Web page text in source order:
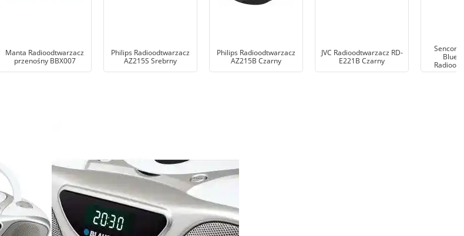
Manta Radioodtwarzacz
przenośny BBX007
Philips Radioodtwarzacz
AZ215S Srebrny
Philips Radioodtwarzacz
AZ215B Czarny
JVC Radioodtwarzacz RD-
E221B Czarny
Sencor